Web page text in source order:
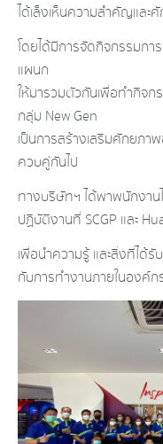
ได้เล็งเห็นความสำคัญแล
โดยได้มีการจัดกิจกรรมก
แผนก
ให้มารวมตัวกันเพื่อทำกิจ
กลุ่ม New Gen
เป็นการสร้างเสริมศักยภ
ควบคู่กันไป
ทางบริษัทฯ ได้พาพนักงาน
ปฏิบัติงานที่ SCGP และ
เพื่อนำความรู้ และสิ่งที่ได้รั
กับการทำงานภายในองค์ก